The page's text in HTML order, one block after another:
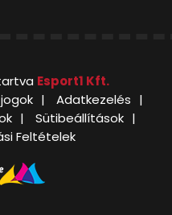
Esport1 Kft.
Adatkezelés
Sütibeállítások
Feltételek